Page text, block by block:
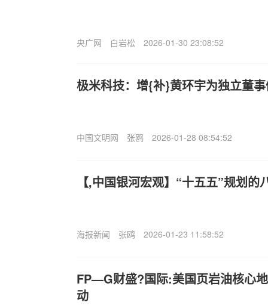
央广网 白岩松 2026-01-30 23:08:52
极米科技：增{补}黄环宇为独立董
中国文明网 张鸥 2026-01-28 08:54:52
【,中国银河宏观】“十五五”规划的
海报新闻 张鸥 2026-01-23 11:58:52
FP—G财盛?国际:美国页岩油核心
动